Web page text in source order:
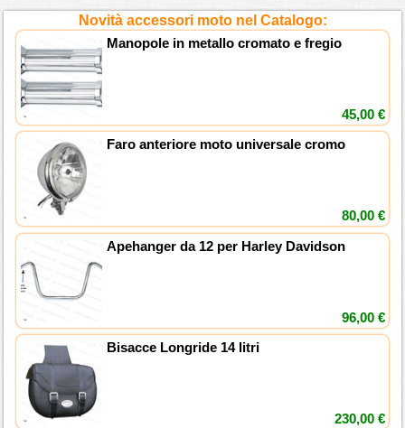
Novità accessori moto nel Catalogo:
Manopole in metallo cromato e fregio
45,00 €
Faro anteriore moto universale cromo
80,00 €
Apehanger da 12 per Harley Davidson
96,00 €
Bisacce Longride 14 litri
230,00 €